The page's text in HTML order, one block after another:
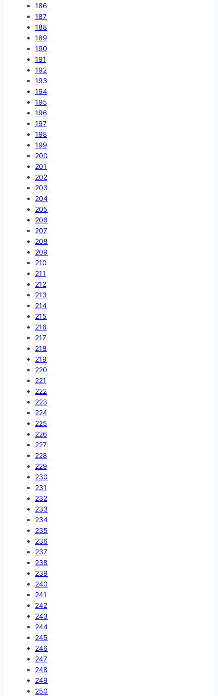
186
187
188
189
190
191
192
193
194
195
196
197
198
199
200
201
202
203
204
205
206
207
208
209
210
211
212
213
214
215
216
217
218
219
220
221
222
223
224
225
226
227
228
229
230
231
232
233
234
235
236
237
238
239
240
241
242
243
244
245
246
247
248
249
250